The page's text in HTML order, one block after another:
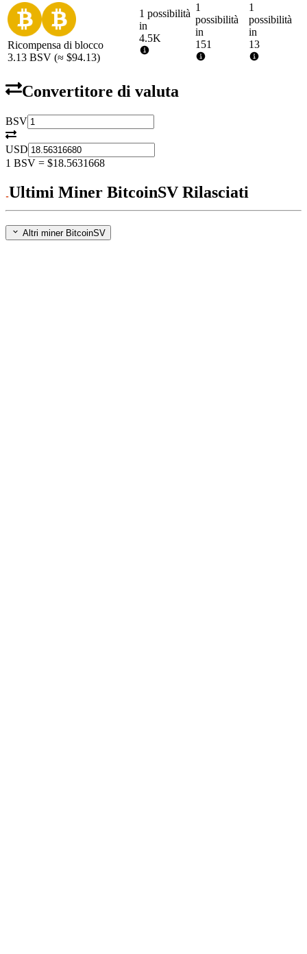
Ricompensa di blocco
3.13 BSV (≈ $94.13)
1 possibilità
in
4.5K
1
possibilità
in
151
1
possibilità
in
13
Convertitore di valuta
BSV
USD
1 BSV = $18.5631668
Ultimi Miner BitcoinSV Rilasciati
Altri miner BitcoinSV